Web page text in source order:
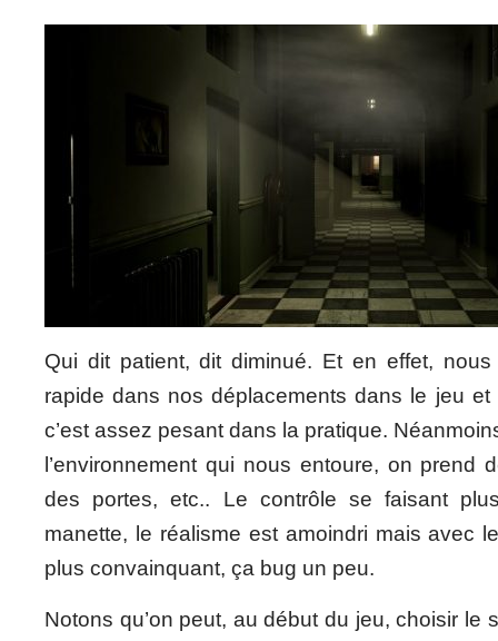
Qui dit patient, dit diminué. Et en effet, nous
rapide dans nos déplacements dans le jeu
c’est assez pesant dans la pratique.
l’environnement qui nous entoure, on prend
des portes, etc.. Le contrôle se faisant
manette, le réalisme est amoindri mais avec
plus convainquant, ça bug un peu.
Notons qu’on peut, au début du jeu, choisir le